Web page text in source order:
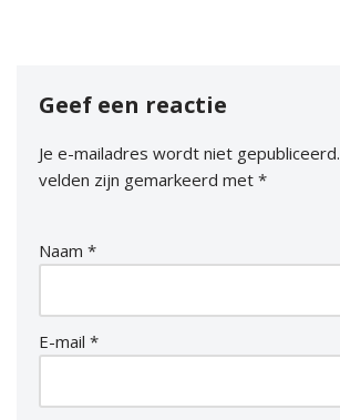
Geef een reactie
Je e-mailadres wordt niet gepubliceerd.
velden zijn gemarkeerd met *
Naam *
E-mail *